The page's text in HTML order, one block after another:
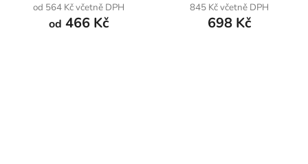
od 564 Kč včetně DPH
od 466 Kč
845 Kč včetně DPH
698 Kč